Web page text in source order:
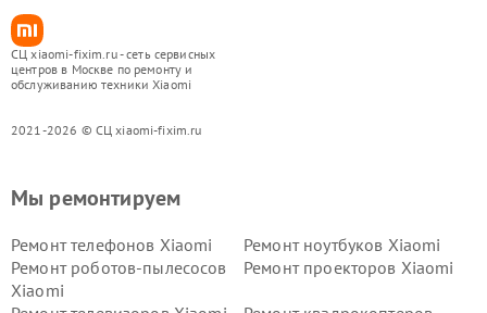
СЦ xiaomi-fixim.ru - сеть сервисных
центров в Москве по ремонту и
обслуживанию техники Xiaomi
2021-2026 © СЦ xiaomi-fixim.ru
Мы ремонтируем
Ремонт телефонов Xiaomi
Ремонт ноутбуков Xiaomi
Ремонт роботов-пылесосов
Xiaomi
Ремонт проекторов Xiaomi